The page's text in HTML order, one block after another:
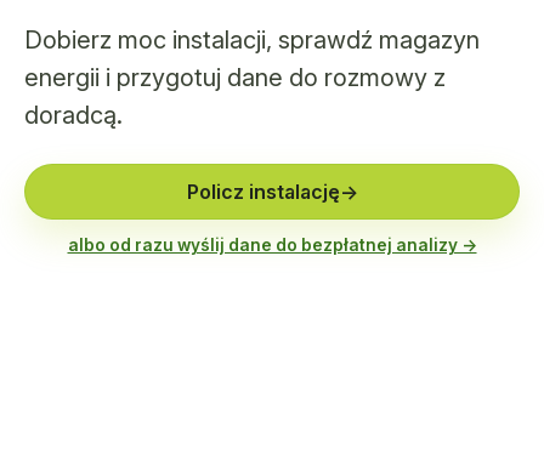
Dobierz moc instalacji, sprawdź magazyn
energii i przygotuj dane do rozmowy z
doradcą.
Policz instalację→
albo od razu wyślij dane do bezpłatnej analizy →